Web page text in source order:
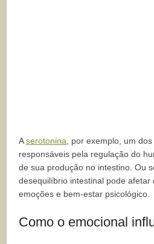
Aserotonina, por exemplo, um
responsáveis pela regulação do
de sua produção no intestino. Ou
desequilíbrio intestinal pode afetar
emoções e bem-estar psicológico.
Como o emocional